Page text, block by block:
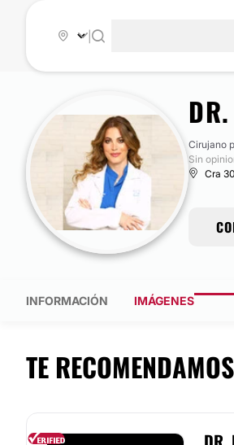
Cirujano
Sin
Cra
INFORMACIÓN IMÁGENES
TE RECOMENDAMOS